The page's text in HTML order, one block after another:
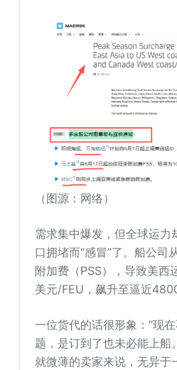
（图源：网络）
需求集中爆发，但全球运力
口拥堵而“感冒”了。船公司
附加费（PSS），导致美西
美元/FEU，飙升至逼近4800
一位货代的话很形象：“现
题，是订到了也未必能上船
就微薄的卖家来说，无异于